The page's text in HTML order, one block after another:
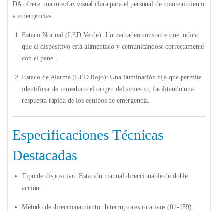
DA ofrece una interfaz visual clara para el personal de mantenimiento
y emergencias:
Estado Normal (LED Verde): Un parpadeo constante que indica
que el dispositivo está alimentado y comunicándose correctamente
con el panel.
Estado de Alarma (LED Rojo): Una iluminación fija que permite
identificar de inmediato el origen del siniestro, facilitando una
respuesta rápida de los equipos de emergencia.
Especificaciones Técnicas
Destacadas
Tipo de dispositivo: Estación manual direccionable de doble
acción.
Método de direccionamiento: Interruptores rotativos (01-159).